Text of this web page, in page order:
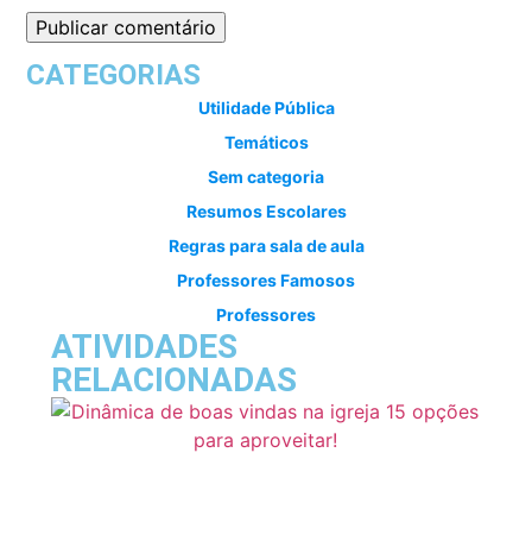
CATEGORIAS
Utilidade Pública
Temáticos
Sem categoria
Resumos Escolares
Regras para sala de aula
Professores Famosos
Professores
ATIVIDADES
RELACIONADAS